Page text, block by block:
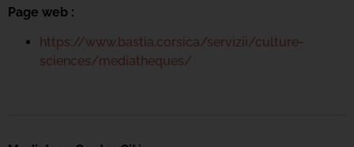
Page web :
https://www.bastia.corsica/servizii/culture-
sciences/mediatheques/